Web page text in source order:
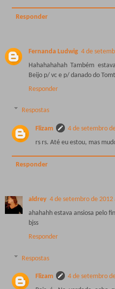
Responder
Fernanda Ludwig 4 de
Hahahahahah Também
Beijo p/ vc e p/ danado do
Responder
Respostas
Flizam
4 de setembro
rs rs. Até eu estou, mas
Responder
aldrey 4 de setembro de 2012
ahahahh estava ansiosa pelo
bjss
Responder
Respostas
Flizam
4 de setembro